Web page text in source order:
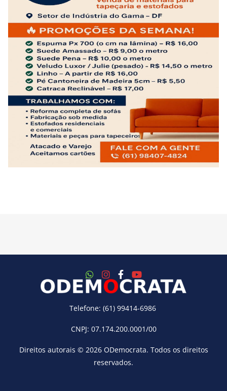
Telefone: (61) 99414-6986
CNPJ: 07.174.200.0001/00
Direitos autorais © 2026 ODemocrata. Todos os direitos
reservados.